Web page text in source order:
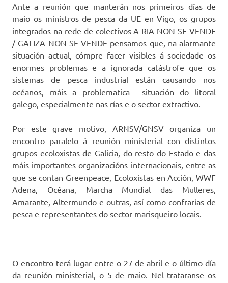
Ante a reunión que manterán nos primeiros días de
maio os ministros de pesca da UE en Vigo, os grupos
integrados na rede de colectivos A RIA NON SE VENDE
/ GALIZA NON SE VENDE pensamos que, na alarmante
situación actual, cómpre facer visibles á sociedade os
enormes problemas e a ignorada catástrofe que os
sistemas de pesca industrial están causando nos
océanos, máis a problematica situación do litoral
galego, especialmente nas rías e o sector extractivo.
Por este grave motivo, ARNSV/GNSV organiza un
encontro paralelo á reunión ministerial con distintos
grupos ecoloxistas de Galicia, do resto do Estado e das
máis importantes organizacións internacionais, entre as
que se contan Greenpeace, Ecoloxistas en Acción, WWF
Adena, Océana, Marcha Mundial das Mulleres,
Amarante, Altermundo e outras, así como confrarías de
pesca e representantes do sector marisqueiro locais.
O encontro terá lugar entre o 27 de abril e o último día
da reunión ministerial, o 5 de maio. Nel trataranse os